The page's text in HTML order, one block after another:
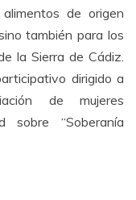
de origen
también para los
la Sierra de Cádiz.
dirigido a
de mujeres
sobre “Soberanía